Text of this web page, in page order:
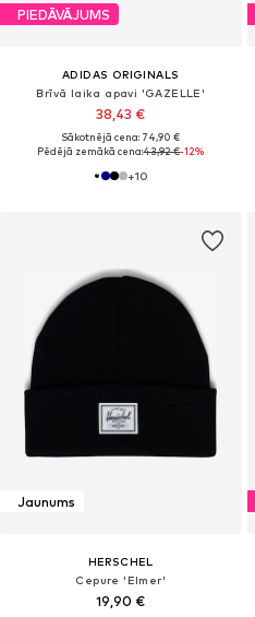
PIEDĀVĀJUMS
ADIDAS ORIGINALS
Brīvā laika apavi 'GAZELLE'
38,43 €
Sākotnējā cena: 74,90 €
Pēdējā zemākā cena:43,92 €-12%
+10
Jaunums
HERSCHEL
Cepure 'Elmer'
19,90 €